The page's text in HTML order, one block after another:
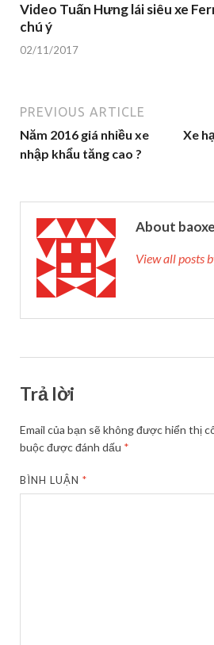
Video Tuấn Hưng lái siêu xe
chú ý
02/11/2017
PREVIOUS ARTICLE
Năm 2016 giá nhiều xe
nhập khẩu tăng cao ?
Xe
About
View all posts
Trả lời
Email của bạn sẽ không được hiển thị
buộc được đánh dấu *
BÌNH LUẬN*